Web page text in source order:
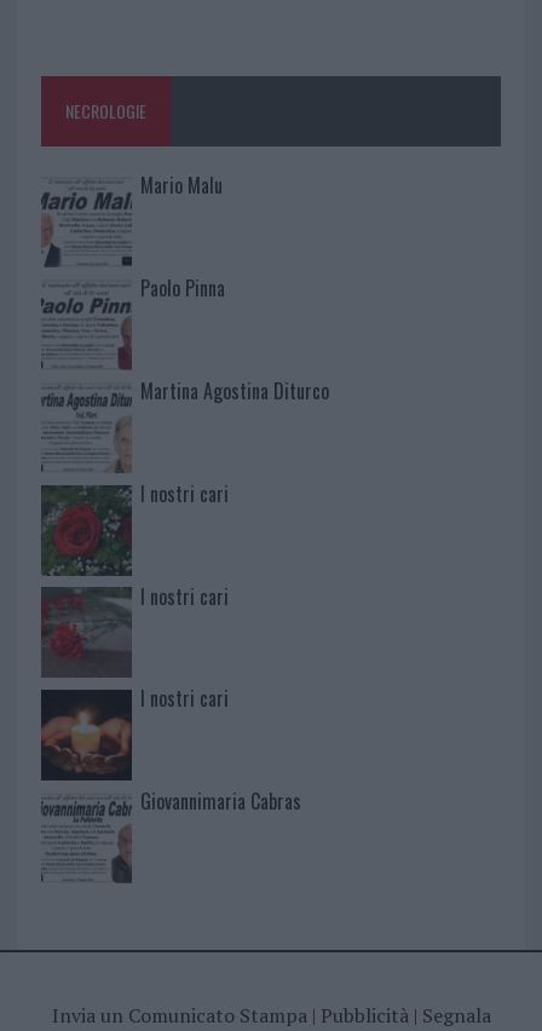
NECROLOGIE
Mario Malu
Paolo Pinna
Martina Agostina Diturco
I nostri cari
I nostri cari
I nostri cari
Giovannimaria Cabras
Invia un Comunicato Stampa| Pubblicità| Segnala